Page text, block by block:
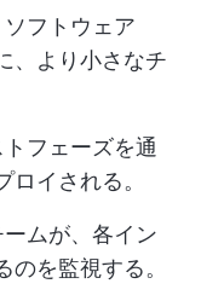
ソフトウェア
、より小さなチ
フェーズを通
イされる。
ムが、各イン
を監視する。